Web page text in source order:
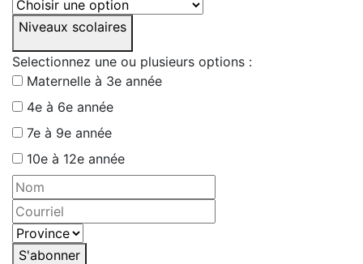
Niveaux scolaires
Selectionnez une ou plusieurs options :
Maternelle à 3e année
4e à 6e année
7e à 9e année
10e à 12e année
S'abonner